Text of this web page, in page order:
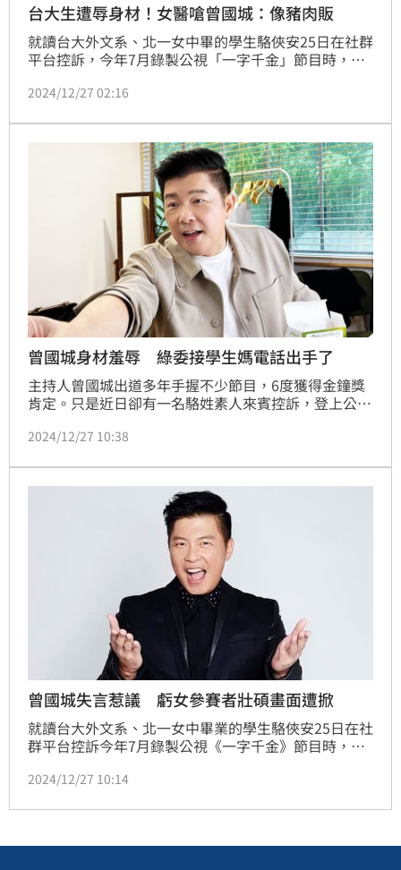
台大生遭辱身材！女醫嗆曾國城：像豬肉販
就讀台大外文系、北一女中畢的學生駱俠安25日在社群
平台控訴，今年7月錄製公視「一字千金」節目時，遭
得你看起來比較像教練」，讓她感到被羞辱。醫師黃宥
賣豬肉。」
2024/12/27 02:16
曾國城身材羞辱 綠委接學生媽電話出手了
主持人曾國城出道多年手握不少節目，6度獲得金鐘獎
肯定。只是近日卻有一名駱姓素人來賓控訴，登上公視
絕非本意，不過仍有大批網友不買帳。民進黨立委張雅
2024/12/27 10:38
曾國城失言惹議 虧女參賽者壯碩畫面遭掀
就讀台大外文系、北一女中畢業的學生駱俠安25日在社
群平台控訴今年7月錄製公視《一字千金》節目時，遭
覺得你看起來比較像教練」，讓她感到被羞辱。對此公
非本意。如今網友又挖出節目過去片段，當時曾國城問
論再度遭砲轟。娛樂中心
2024/12/27 10:14